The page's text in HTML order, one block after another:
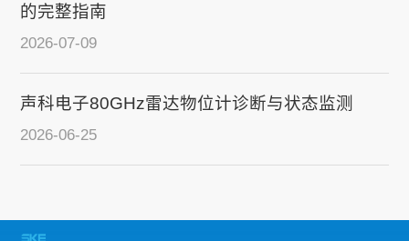
的完整指南
2026-07-09
声科电子80GHz雷达物位计诊断与状态监测
2026-06-25